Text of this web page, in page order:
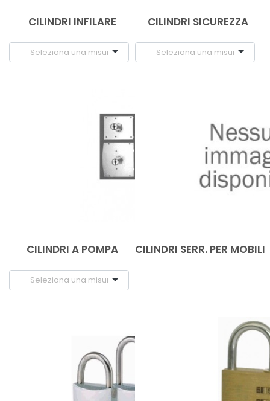
CILINDRI INFILARE CILINDRI SICUREZZA
CILINDRI A POMPA CILINDRI SERR. PER MOBILI